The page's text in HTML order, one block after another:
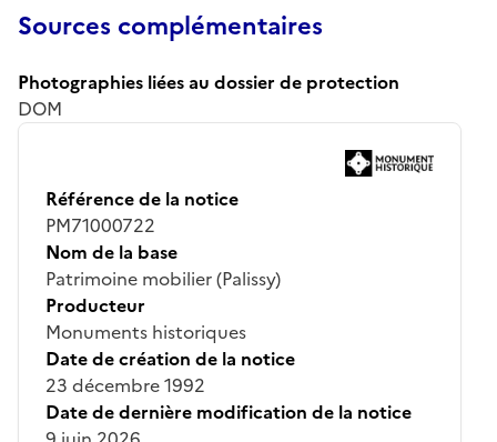
Sources complémentaires
Photographies liées au dossier de protection
DOM
Référence de la notice
PM71000722
Nom de la base
Patrimoine mobilier (Palissy)
Producteur
Monuments historiques
Date de création de la notice
23 décembre 1992
Date de dernière modification de la notice